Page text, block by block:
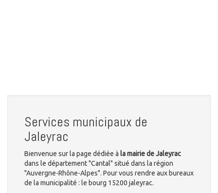
Services municipaux de
Jaleyrac
Bienvenue sur la page dédiée à la mairie de Jaleyrac
dans le département "Cantal" situé dans la région
"Auvergne-Rhône-Alpes". Pour vous rendre aux bureaux
de la municipalité : le bourg 15200 jaleyrac.